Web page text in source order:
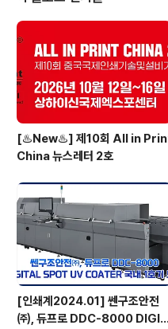
게 된다. 전시회 현장에서 확인할 수 있
쇄 속도이번 전시회에서 코닥은 직접
와인더와 리와인더를 갖춘 롤투롤 구성
OLOR 수성 잉크를 사용해서
[♨️New♨️] 제10회 All in
China 뉴스레터 2호
[인쇄계2024.01] 쎈구조안전
㈜, 듀프로 DDC-8000 DIGIT